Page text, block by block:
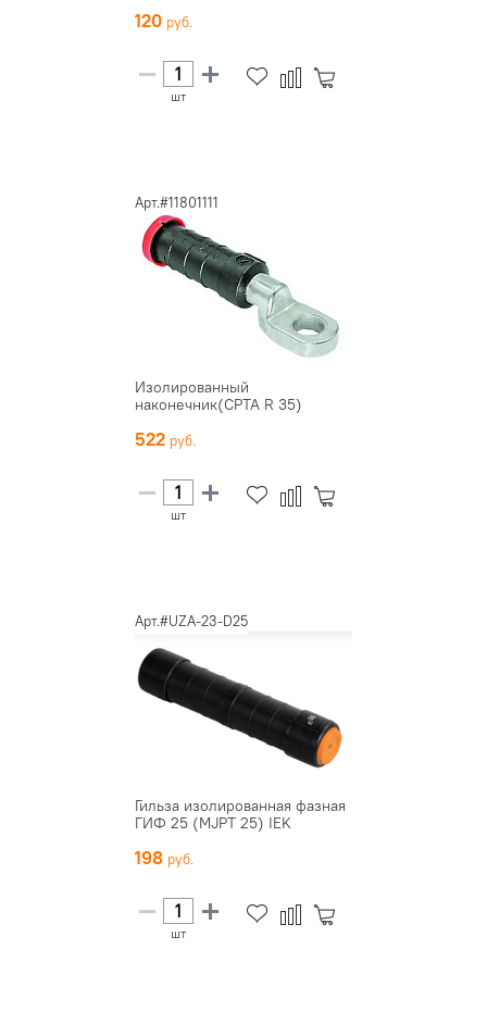
120
шт
Арт.#11801111
Изолированный
наконечник(CPTA R 35)
522
шт
Арт.#UZA-23-D25
Гильза изолированная фазная
ГИФ 25 (MJPT 25) IEK
198
шт